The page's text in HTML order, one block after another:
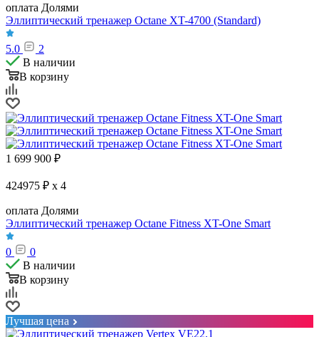
оплата Долями
Эллиптический тренажер Octane XT-4700 (Standard)
5.0
2
В наличии
В корзину
1 699 900 ₽
424975 ₽ x 4
оплата Долями
Эллиптический тренажер Octane Fitness XT-One Smart
0
0
В наличии
В корзину
Лучшая цена